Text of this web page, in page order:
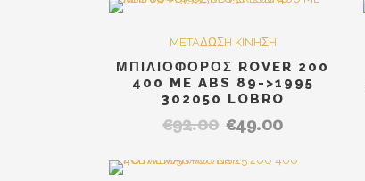
METAΔΩΣH KINHΣH
ΜΠΙΛΙΟΦΟΡΟΣ ROVER 200
400 ME ABS 89->1995
302050 LOBRO
€92.00 Original
was:
€49.00Η